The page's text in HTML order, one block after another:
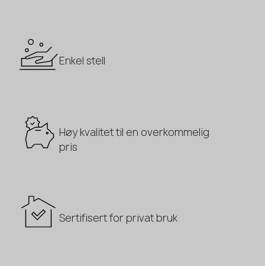
Enkel stell
Høy kvalitet til en overkommelig
pris
Sertifisert for privat bruk